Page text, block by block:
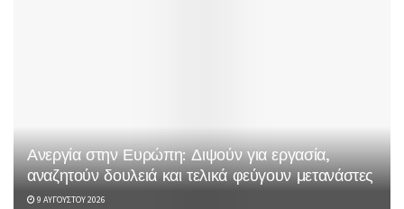
Ανεργία στην Ευρώπη: Διψούν για εργασία,
αναζητούν δουλειά και τελικά φεύγουν μετανάστες
9 ΑΥΓΟΎΣΤΟΥ 2026